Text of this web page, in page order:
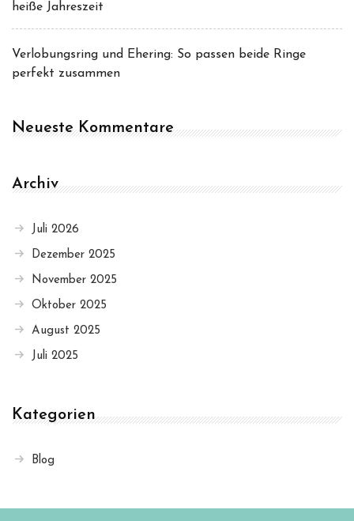
heiße Jahreszeit
Verlobungsring und Ehering: So passen beide Ringe
perfekt zusammen
Neueste Kommentare
Archiv
Juli 2026
Dezember 2025
November 2025
Oktober 2025
August 2025
Juli 2025
Kategorien
Blog